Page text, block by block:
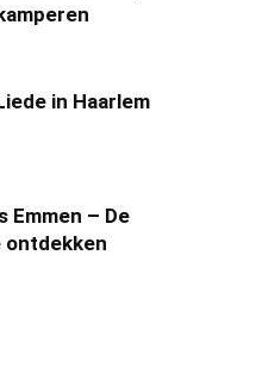
in Haarlem
Emmen – De
ontdekken